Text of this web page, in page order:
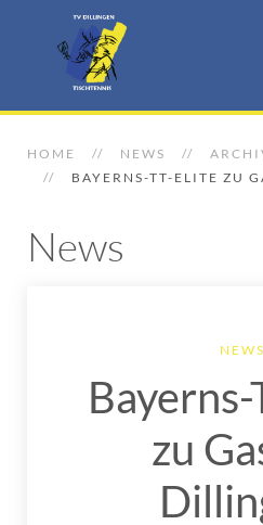
HOME NEWS
BAYERNS-TT-ELITE ZU
News
NEWS
zu